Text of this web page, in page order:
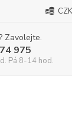
Zavolejte.
975
Pá 8-14 hod.